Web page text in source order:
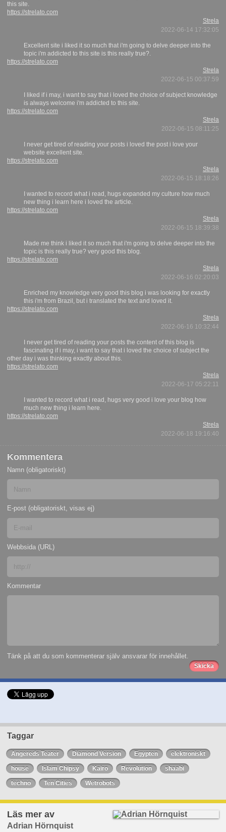
this site.
https://strelato.com
Strela
2022-06-14 17:32:05
Excellent site i liked it so much that i'm going to delve deeper into the
topic i'm addicted to this site is this really true?.
https://strelato.com
Strela
2022-06-15 00:37:59
I liked if i may, i want to say that i loved the choice of subject knowledge
is always welcome i'm addicted to this site.
https://strelato.com
Strela
2022-06-15 08:11:25
I never get tired of reading your posts i loved the post i love your
website excellent site.
https://strelato.com
Strela
2022-06-15 18:18:26
I wanted to record what i read, hugs expanded my culture how much
new thing i learn here i loved the article.
https://strelato.com
Strela
2022-06-15 18:39:38
Made me think i liked it so much that i'm going to delve deeper into the
topic is this really true? very good this blog.
https://strelato.com
Strela
2022-06-16 02:20:03
Enriched my knowledge very good this blog i was looking for exactly
this i'm from Brazil, but i translated the text and loved it.
https://strelato.com
Strela
2022-06-16 10:32:44
I never get tired of reading your posts the content of this blog is
fascinating if i may, i want to say that i loved the choice of subject the
other day i was thinking exactly about this.
https://strelato.com
Strela
2022-06-17 05:22:11
I wanted to record what i read, hugs very good i love your blog how
much new thing i learn here.
https://strelato.com
Strela
2022-06-18 19:16:40
Kommentera
Namn (obligatoriskt)
E-post (obligatoriskt, visas ej)
Webbsida (URL)
Kommentar
Tänk på att du som kommenterar själv ansvarar för innehållet.
Taggar
Angereds Teater Diamond Version Egypten elektroniskt
house Islam Chipsy Kairo Revolution shaabi
techno Ten Cities Wetrobots
Läs mer av
Adrian Hörnquist